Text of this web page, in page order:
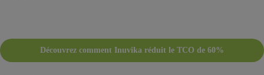
Découvrez comment Inuvika réduit le TCO de 60%